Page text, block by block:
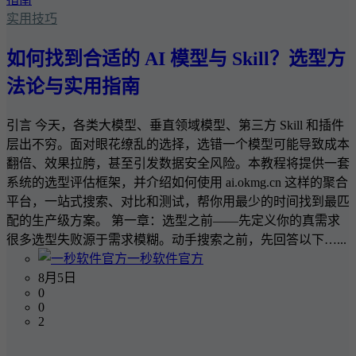
实用技巧
如何找到合适的 AI 模型与 Skill？选型方
法论与实用指南
引言 今天，各类大模型、垂直领域模型、第三方 Skill 和插件
层出不穷。面对眼花缭乱的选择，选错一个模型可能导致成本
翻倍、效果拉胯，甚至引发数据安全风险。本教程将提供一套
系统的选型评估框架，并介绍如何使用 ai.okmg.cn 这样的聚合
平台，一站式搜索、对比和测试，帮你用最少的时间找到最匹
配的生产级方案。 第一章：选型之前——先定义你的真需求
很多选型失败源于需求模糊。动手搜索之前，先回答以下…...
一秒软件官方
8月5日
0
0
2